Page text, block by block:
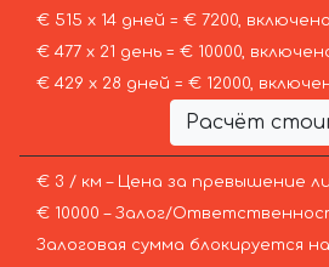
€ 515 х 14 дней = € 7200,
€ 477 х 21 день = € 10000,
€ 429 х 28 дней = € 12000,
Расчёт
€ 3 / км – Цена за превышение
€ 10000 – Залог/
Залоговая сумма блокируется